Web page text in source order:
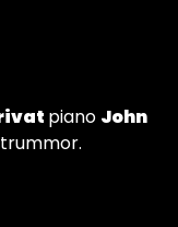
piano John
trummor.